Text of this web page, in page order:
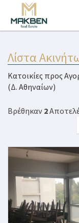
Λίστα
Κατοικίες προς
(Δ. Αθηναίων)
Βρέθηκαν 2